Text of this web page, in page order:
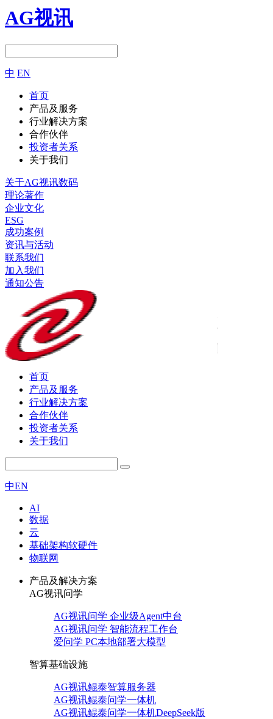
AG视讯
中 EN
首页
产品及服务
行业解决方案
合作伙伴
投资者关系
关于我们
关于AG视讯数码
理论著作
企业文化
ESG
成功案例
资讯与活动
联系我们
加入我们
通知公告
首页
产品及服务
行业解决方案
合作伙伴
投资者关系
关于我们
中EN
AI
数据
云
基础架构软硬件
物联网
产品及解决方案
AG视讯问学
AG视讯问学 企业级Agent中台
AG视讯问学 智能流程工作台
爱问学 PC本地部署大模型
智算基础设施
AG视讯鲲泰智算服务器
AG视讯鲲泰问学一体机
AG视讯鲲泰问学一体机DeepSeek版